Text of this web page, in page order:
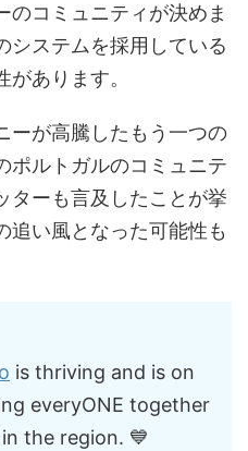
のコミュニティが決めま
システムを採用している
あります。
ーが高騰したもう一つの
ポルトガルのコミュニテ
ターも言及したことが挙
追い風となった可能性も
is thriving and is on
everyONE together
the region. 💙